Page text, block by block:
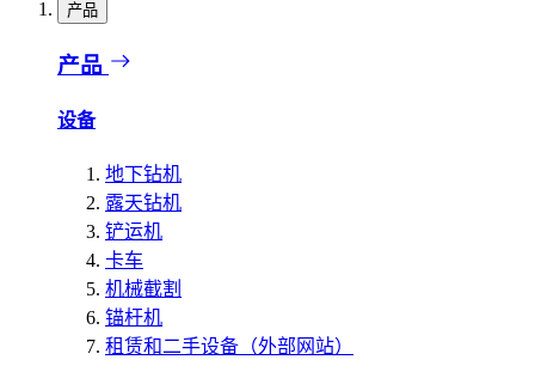
产品
产品
设备
地下钻机
露天钻机
铲运机
卡车
机械截割
锚杆机
租赁和二手设备（外部网站）